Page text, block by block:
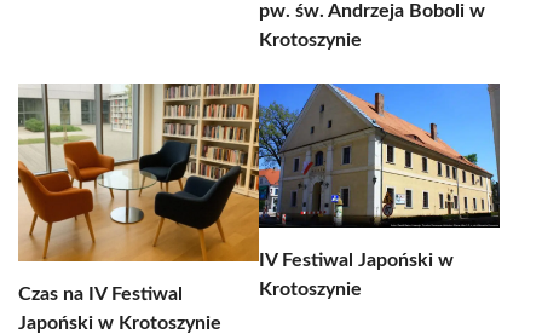
pw. św. Andrzeja Boboli w
Krotoszynie
Czas na IV Festiwal
Japoński w Krotoszynie
IV Festiwal Japoński w
Krotoszynie